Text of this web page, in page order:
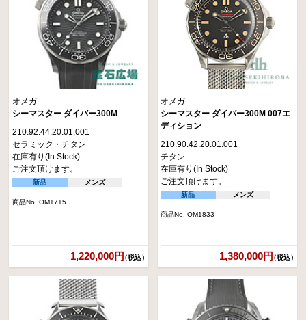
オメガ
シーマスター ダイバー300M
210.92.44.20.01.001
セラミック・チタン
在庫有り(In Stock)
ご注文頂けます。
新品 メンズ
商品No. OM1715
1,220,000円（税込）
オメガ
シーマスター ダイバー300M 007エ
ディション
210.90.42.20.01.001
チタン
在庫有り(In Stock)
ご注文頂けます。
新品 メンズ
商品No. OM1833
1,380,000円（税込）